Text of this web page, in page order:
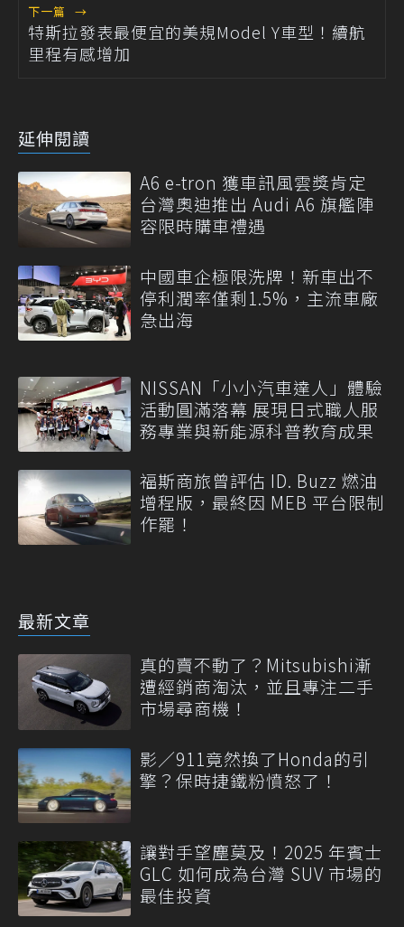
下一篇 →
特斯拉發表最便宜的美規Model Y車型！續航
里程有感增加
延伸閱讀
A6 e-tron 獲車訊風雲獎肯定
台灣奧迪推出 Audi A6 旗艦陣
容限時購車禮遇
中國車企極限洗牌！新車出不
停利潤率僅剩1.5%，主流車廠
急出海
NISSAN「小小汽車達人」體驗
活動圓滿落幕 展現日式職人服
務專業與新能源科普教育成果
福斯商旅曾評估 ID. Buzz 燃油
增程版，最終因 MEB 平台限制
作罷！
最新文章
真的賣不動了？Mitsubishi漸
遭經銷商淘汰，並且專注二手
市場尋商機！
影／911竟然換了Honda的引
擎？保時捷鐵粉憤怒了！
讓對手望塵莫及！2025 年賓士
GLC 如何成為台灣 SUV 市場的
最佳投資